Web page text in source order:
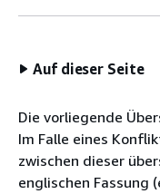
Auf dieser Seite
Die vorliegende
Im Falle eines
zwischen dieser
englischen Fassung